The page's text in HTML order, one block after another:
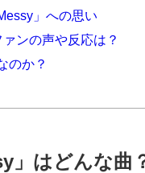
」への思い
ンの声や反応は？
のか？
」はどんな曲